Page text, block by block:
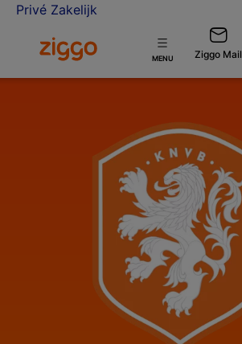
Privé Zakelijk
Ga naar de Ziggo homepage
MENU Ziggo Mail